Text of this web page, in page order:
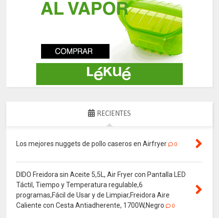
RECIENTES
Los mejores nuggets de pollo caseros en Airfryer 0
DIDO Freidora sin Aceite 5,5L, Air Fryer con Pantalla LED
Táctil, Tiempo y Temperatura regulable,6
programas,Fácil de Usar y de Limpiar,Freidora Aire
Caliente con Cesta Antiadherente, 1700W,Negro
0